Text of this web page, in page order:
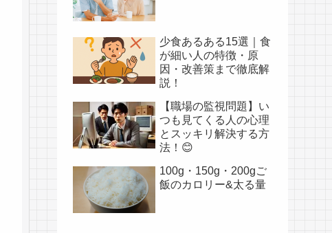
少食あるある15選｜食
が細い人の特徴・原
因・改善策まで徹底解
説！
【職場の監視問題】い
つも見てくる人の心理
とスッキリ解決する方
法！😊
100g・150g・200gご
飯のカロリー&太る量